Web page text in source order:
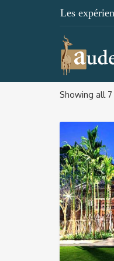
Les
Showing all